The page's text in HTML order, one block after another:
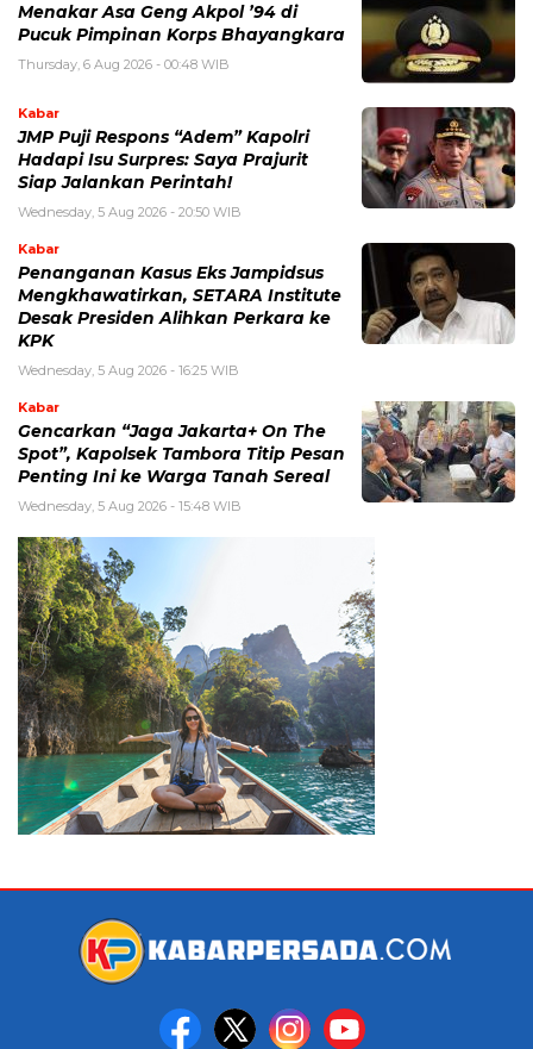
Menakar Asa Geng Akpol ’94 di
Pucuk Pimpinan Korps Bhayangkara
Thursday, 6 Aug 2026 - 00:48 WIB
Kabar
JMP Puji Respons “Adem” Kapolri
Hadapi Isu Surpres: Saya Prajurit
Siap Jalankan Perintah!
Wednesday, 5 Aug 2026 - 20:50 WIB
Kabar
Penanganan Kasus Eks Jampidsus
Mengkhawatirkan, SETARA Institute
Desak Presiden Alihkan Perkara ke
KPK
Wednesday, 5 Aug 2026 - 16:25 WIB
Kabar
Gencarkan “Jaga Jakarta+ On The
Spot”, Kapolsek Tambora Titip Pesan
Penting Ini ke Warga Tanah Sereal
Wednesday, 5 Aug 2026 - 15:48 WIB